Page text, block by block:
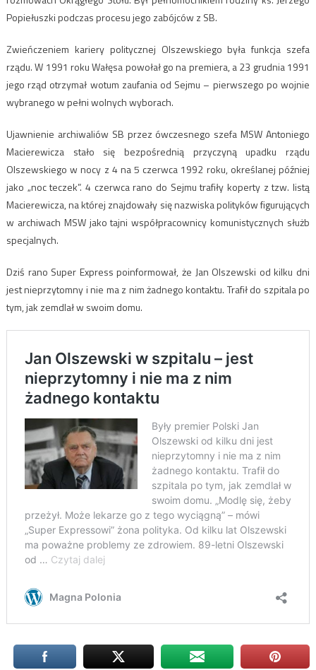
Popiełuszki podczas procesu jego zabójców z SB.
Zwieńczeniem kariery politycznej Olszewskiego była funkcja szefa
rządu. W 1991 roku Wałęsa powołał go na premiera, a 23 grudnia 1991
jego rząd otrzymał wotum zaufania od Sejmu – pierwszego po wojnie
wybranego w pełni wolnych wyborach.
Ujawnienie archiwaliów SB przez ówczesnego szefa MSW Antoniego
Macierewicza stało się bezpośrednią przyczyną upadku rządu
Olszewskiego w nocy z 4 na 5 czerwca 1992 roku, określanej później
jako „noc teczek”. 4 czerwca rano do Sejmu trafiły koperty z tzw. listą
Macierewicza, na której znajdowały się nazwiska polityków figurujących
w archiwach MSW jako tajni współpracownicy komunistycznych służb
specjalnych.
Dziś rano Super Express poinformował, że Jan Olszewski od kilku dni
jest nieprzytomny i nie ma z nim żadnego kontaktu. Trafił do szpitala po
tym, jak zemdlał w swoim domu.